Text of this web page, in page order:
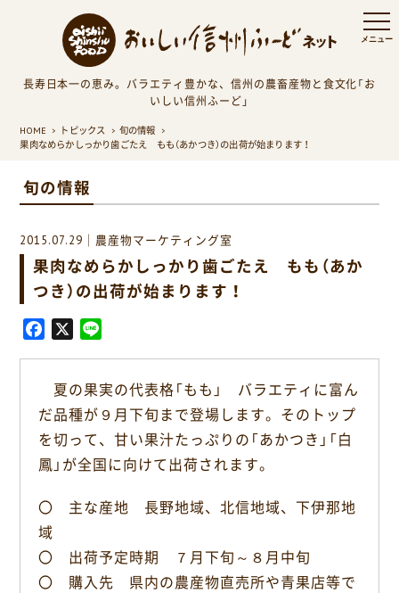
長寿日本一の恵み。バラエティ豊かな、信州の農畜産物と食文化「お
いしい信州ふーど」
HOME トピックス
旬の情報
果肉なめらかしっかり歯ごたえ もも（あかつき）の出荷が始まります！
旬の情報
2015.07.29｜農産物マーケティング室
果肉なめらかしっかり歯ごたえ もも（あか
つき）の出荷が始まります！
b
o
o
X
e
夏の果実の代表格「もも」 バラエティに富ん
だ品種が９月下旬まで登場します。そのトップ
を切って、甘い果汁たっぷりの「あかつき」「白
鳳」が全国に向けて出荷されます。
〇 主な産地 長野地域、北信地域、下伊那地
域
〇 出荷予定時期 ７月下旬～８月中旬
〇 購入先 県内の農産物直売所や青果店等で